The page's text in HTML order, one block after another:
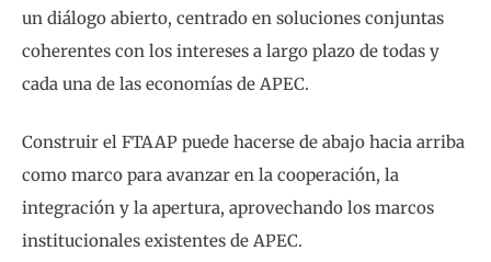
un diálogo abierto, centrado en soluciones conjuntas
coherentes con los intereses a largo plazo de todas y
cada una de las economías de APEC.
Construir el FTAAP puede hacerse de abajo hacia arriba
como marco para avanzar en la cooperación, la
integración y la apertura, aprovechando los marcos
institucionales existentes de APEC.